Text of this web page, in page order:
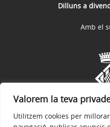
Valorem la teva
Utilitzem cookies per
Dilluns a
Amb el